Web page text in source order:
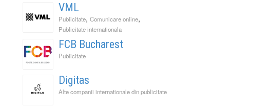
VML
Publicitate, Comunicare online,
Publicitate internationala
FCB Bucharest
Publicitate
Digitas
Alte companii internationale din publicitate